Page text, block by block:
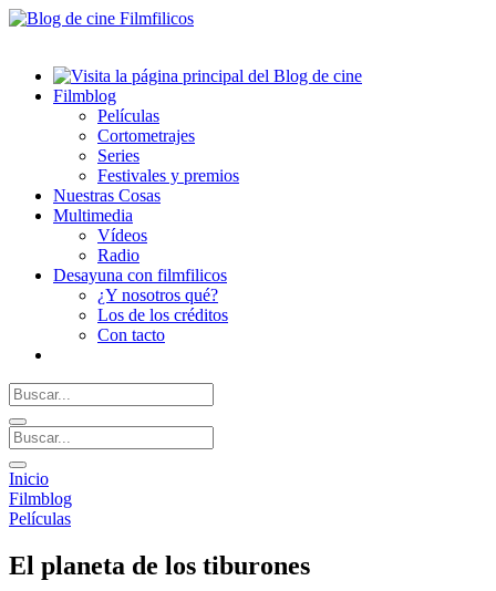
Filmblog
Películas
Cortometrajes
Series
Festivales y premios
Nuestras Cosas
Multimedia
Vídeos
Radio
Desayuna con filmfilicos
¿Y nosotros qué?
Los de los créditos
Con tacto
Inicio
Filmblog
Películas
El planeta de los tiburones